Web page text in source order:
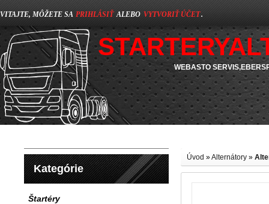
VITAJTE, MÔŽETE SA PRIHLÁSIŤ ALEBO VYTVORIŤ ÚČET.
WEBASTO
Kategórie
Štartéry
Úvod »Alternátory »